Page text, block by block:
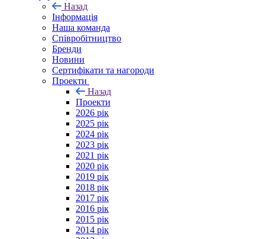
Назад
Інформація
Наша команда
Співробітництво
Бренди
Новини
Сертифікати та нагороди
Проекти
Назад
Проекти
2026 рік
2025 рік
2024 рік
2023 рік
2021 рік
2020 рік
2019 рік
2018 рік
2017 рік
2016 рік
2015 рік
2014 рік